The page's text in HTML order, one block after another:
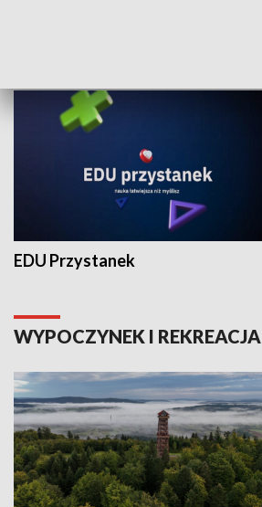
EDU Przystanek
WYPOCZYNEK I REKREACJA